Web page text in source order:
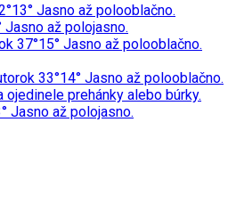
13° Jasno až polooblačno.
Jasno až polojasno.
37°15° Jasno až polooblačno.
33°14° Jasno až polooblačno.
ojedinele prehánky alebo búrky.
Jasno až polojasno.